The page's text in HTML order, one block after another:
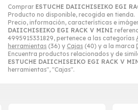
Comprar ESTUCHE DAIICHISEIKO EGI
Producto no disponible, recogida en tienda.
Precio, información, características e
DAIICHISEIKO EGI RACK V MINI
4995915331829, pertenece a las categorías
herramientas (36) y Cajas (40) y a la marca
Encuentra productos relacionados y de
ESTUCHE DAIICHISEIKO EGI RACK V
herramientas", "Cajas".